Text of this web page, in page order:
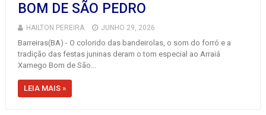
BOM DE SÃO PEDRO
HAILTON PEREIRA JUNHO 29, 2026
Barreiras(BA) - O colorido das bandeirolas, o som do forró e a
tradição das festas juninas deram o tom especial ao Arraiá
Xamego Bom de São...
LEIA MAIS »